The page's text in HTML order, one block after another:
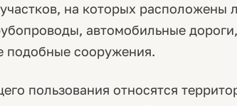
на которых расположены
автомобильные дороги,
подобные сооружения.
пользования относятся